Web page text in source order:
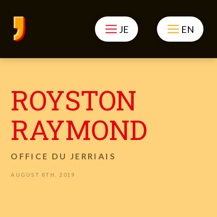
JE EN
ROYSTON
RAYMOND
OFFICE DU JERRIAIS
AUGUST 8TH, 2019